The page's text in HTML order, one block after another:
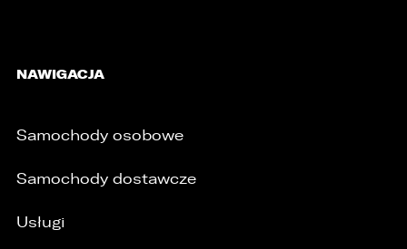
NAWIGACJA
Samochody osobowe
Samochody dostawcze
Usługi